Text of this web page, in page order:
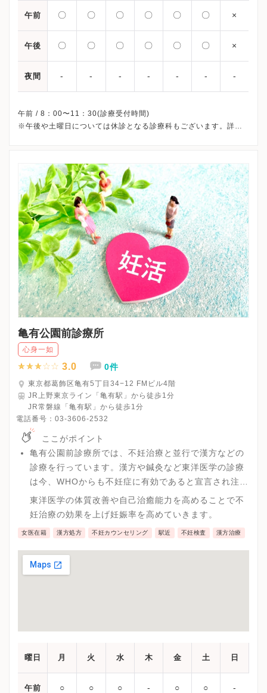
午前 〇 〇 〇 〇 〇 〇 ×
午後 〇 〇 〇 〇 〇 〇 ×
夜間 - - - - - - -
午前 / 8：00〜11：30(診療受付時間)
※午後や土曜日については休診となる診療科もございます。詳細
（12/29～1/3）、休診
亀有公園前診療所
心身一如
3.0 0件
東京都葛飾区亀有5丁目34−12 FMビル4階
JR上野東京ライン「亀有駅」から徒歩1分
JR常磐線「亀有駅」から徒歩1分
電話番号： 03-3606-2532
ここがポイント
亀有公園前診療所では、不妊治療と並行で漢方などの
診療を行っています。漢方や鍼灸など東洋医学の診療
は今、WHOからも不妊症に有効であると宣言され注目
を集めています。
東洋医学の体質改善や自己治癒能力を高めることで不
妊治療の効果を上げ妊娠率を高めていきます。
女医在籍 漢方処方 不妊カウンセリング 駅近 不妊検査 漢方治療
曜日 月 火 水 木 金 土 日
午前 ○ ○ ○ ‐ ○ ○ ‐